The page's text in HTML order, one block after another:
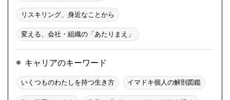
リスキリング、身近なことから
変える、会社・組織の「あたりまえ」
キャリアのキーワード
いくつものわたしを持つ生き方 イマドキ個人の解剖図鑑